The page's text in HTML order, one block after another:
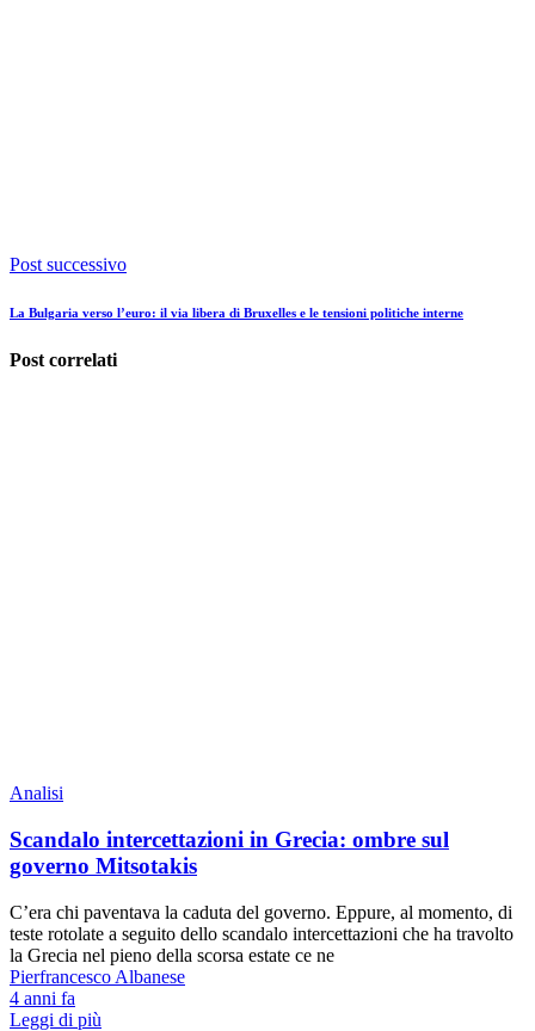
Post successivo
La Bulgaria verso l’euro: il via libera di Bruxelles e le tensioni politiche interne
Post correlati
Analisi
Scandalo intercettazioni in Grecia: ombre sul
governo Mitsotakis
C’era chi paventava la caduta del governo. Eppure, al momento, di
teste rotolate a seguito dello scandalo intercettazioni che ha travolto
la Grecia nel pieno della scorsa estate ce ne
Pierfrancesco Albanese
4 anni fa
Leggi di più